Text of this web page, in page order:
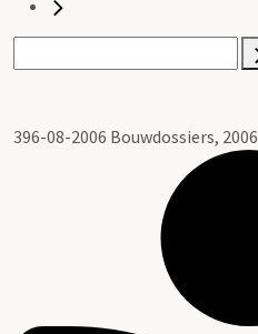
396-08-2006 Bouwdossiers, 2006